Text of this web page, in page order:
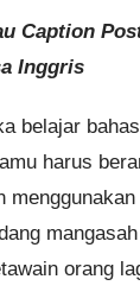
Caption
Inggris
belajar
harus
orang